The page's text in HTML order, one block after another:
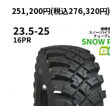
251,200円(税込276,320円)